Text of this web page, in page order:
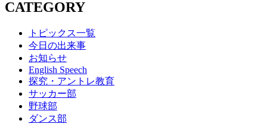
CATEGORY
トピックス一覧
今日の出来事
お知らせ
English Speech
探究・アントレ教育
サッカー部
野球部
ダンス部